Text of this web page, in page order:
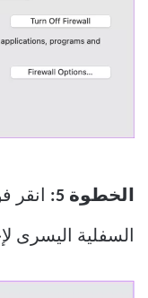
الخطوة 5: انقر
السفلية اليسرى